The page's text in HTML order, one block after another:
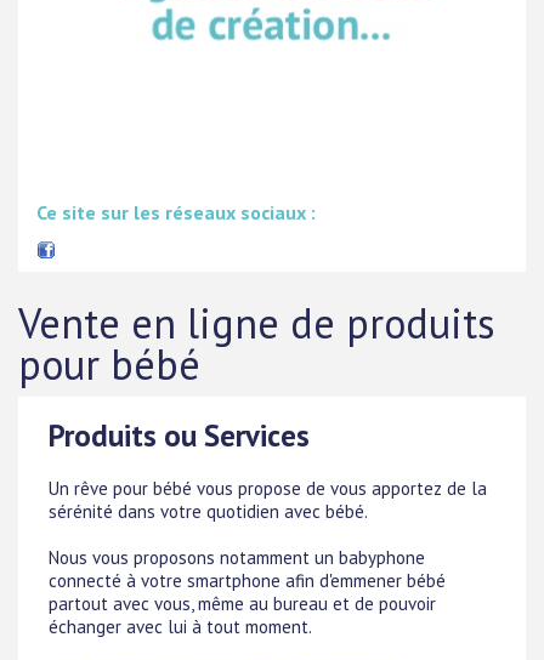
Ce site sur les réseaux sociaux :
Vente en ligne de produits
pour bébé
Produits ou Services
Un rêve pour bébé vous propose de vous apportez de la
sérénité dans votre quotidien avec bébé.
Nous vous proposons notamment un babyphone
connecté à votre smartphone afin d'emmener bébé
partout avec vous, même au bureau et de pouvoir
échanger avec lui à tout moment.